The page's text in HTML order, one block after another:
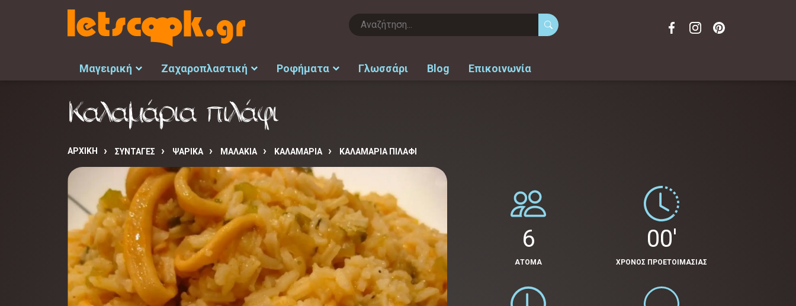
Μαγειρική Ζαχαροπλαστική Ροφήματα Γλωσσάρι Blog Επικοινωνία
Καλαμάρια πιλάφι
ΑΡΧΙΚΉ ΣΥΝΤΑΓΈΣ ΨΑΡΙΚΑ ΜΑΛΑΚΙΑ ΚΑΛΑΜΑΡΙΑ ΚΑΛΑΜΆΡΙΑ ΠΙΛΆΦΙ
6
ΑΤΟΜΑ
00'
ΧΡΟΝΟΣ ΠΡΟΕΤΟΙΜΑΣΙΑΣ